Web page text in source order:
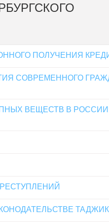
ПОЛУЧЕНИЯ
СОВРЕМЕННОГО
ВЕЩЕСТВ В